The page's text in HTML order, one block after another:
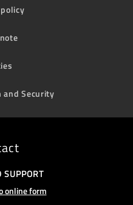
and Security
SUPPORT
online form